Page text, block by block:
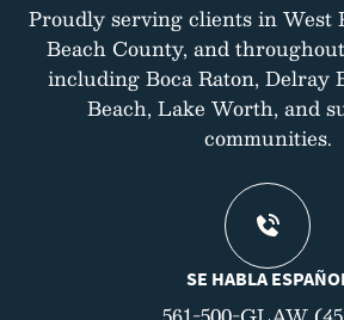
Proudly serving clients in West
Beach County, and
including Boca Raton, Delray
Beach, Lake Worth, and
communities.
SE HABLA